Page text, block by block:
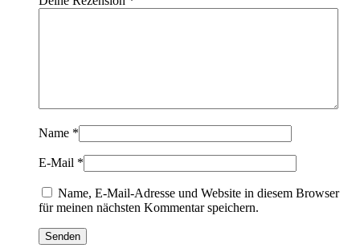
Name *
E-Mail *
Name, E-Mail-Adresse und Website in diesem Browser
für meinen nächsten Kommentar speichern.